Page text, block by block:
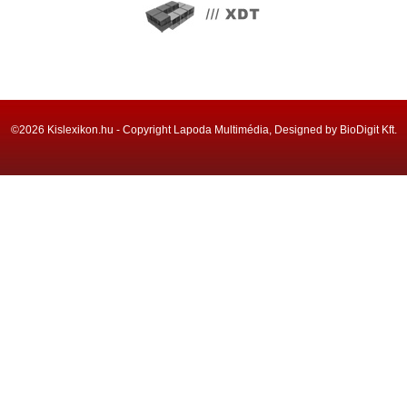
©2026 Kislexikon.hu - Copyright Lapoda Multimédia, Designed by BioDigit Kft.